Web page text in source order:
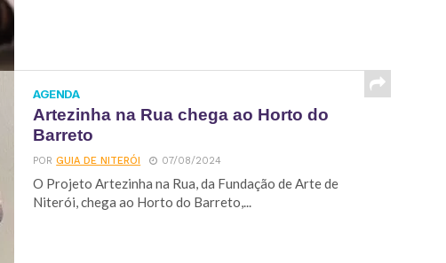
AGENDA
Artezinha na Rua chega ao Horto do
Barreto
PORGUIA DE NITERÓI 07/08/2024
O Projeto Artezinha na Rua, da Fundação de Arte de
Niterói, chega ao Horto do Barreto,...